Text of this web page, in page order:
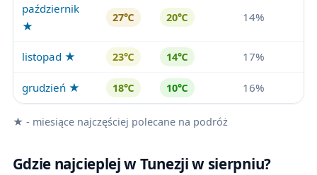
październik
★
27℃ 20℃ 14%
listopad ★ 23℃ 14℃ 17%
grudzień ★ 18℃ 10℃ 16%
★ - miesiące najczęściej polecane na podróż
Gdzie najcieplej w Tunezji w sierpniu?